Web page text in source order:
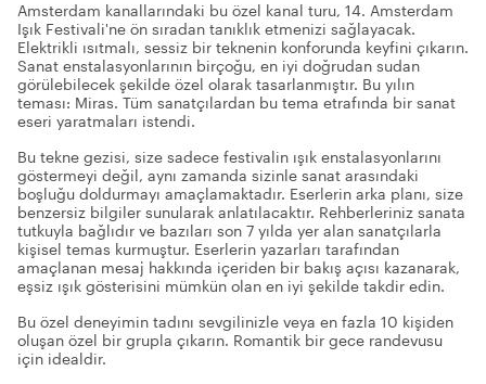
Amsterdam kanallarındaki bu özel kanal turu, 14. Amsterdam
Işık Festivali'ne ön sıradan tanıklık etmenizi sağlayacak.
Elektrikli ısıtmalı, sessiz bir teknenin konforunda keyfini çıkarın.
Sanat enstalasyonlarının birçoğu, en iyi doğrudan sudan
görülebilecek şekilde özel olarak tasarlanmıştır. Bu yılın
teması: Miras. Tüm sanatçılardan bu tema etrafında bir sanat
eseri yaratmaları istendi.
Bu tekne gezisi, size sadece festivalin ışık enstalasyonlarını
göstermeyi değil, aynı zamanda sizinle sanat arasındaki
boşluğu doldurmayı amaçlamaktadır. Eserlerin arka planı, size
benzersiz bilgiler sunularak anlatılacaktır. Rehberleriniz sanata
tutkuyla bağlıdır ve bazıları son 7 yılda yer alan sanatçılarla
kişisel temas kurmuştur. Eserlerin yazarları tarafından
amaçlanan mesaj hakkında içeriden bir bakış açısı kazanarak,
eşsiz ışık gösterisini mümkün olan en iyi şekilde takdir edin.
Bu özel deneyimin tadını sevgilinizle veya en fazla 10 kişiden
oluşan özel bir grupla çıkarın. Romantik bir gece randevusu
için idealdir.